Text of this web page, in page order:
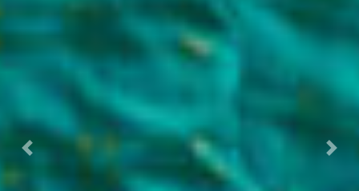
Previous Next